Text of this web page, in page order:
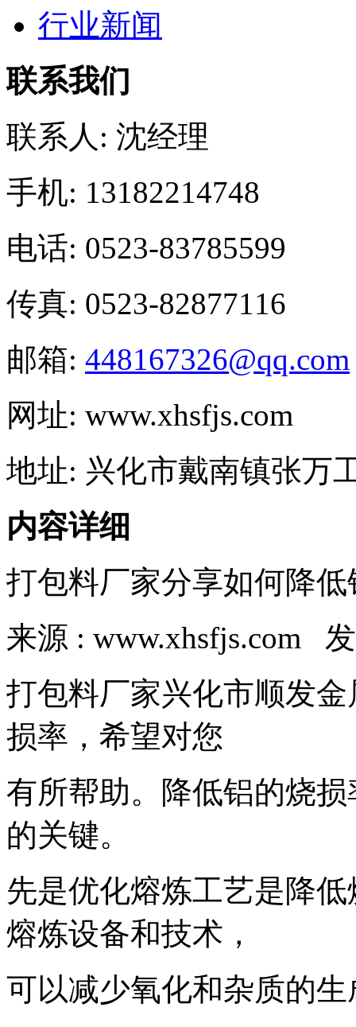
行业新闻
联系我们
联系人: 沈经理
手机: 13182214748
电话: 0523-83785599
传真: 0523-82877116
邮箱: 448167326@qq.com
网址: www.xhsfjs.com
地址: 兴化市戴南镇张万
内容详细
打包料厂家分享如何降
来源 : www.xhsfjs.com
打包料厂家兴化市顺发
损率，希望对您
有所帮助。降低铝的烧
的关键。
先是优化熔炼工艺是降
熔炼设备和技术，
可以减少氧化和杂质的